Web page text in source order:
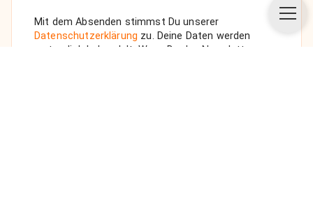
Mit dem Absenden stimmst Du unserer
Datenschutzerklärung zu. Deine Daten werden
vertraulich behandelt. Wenn Du den Newsletter